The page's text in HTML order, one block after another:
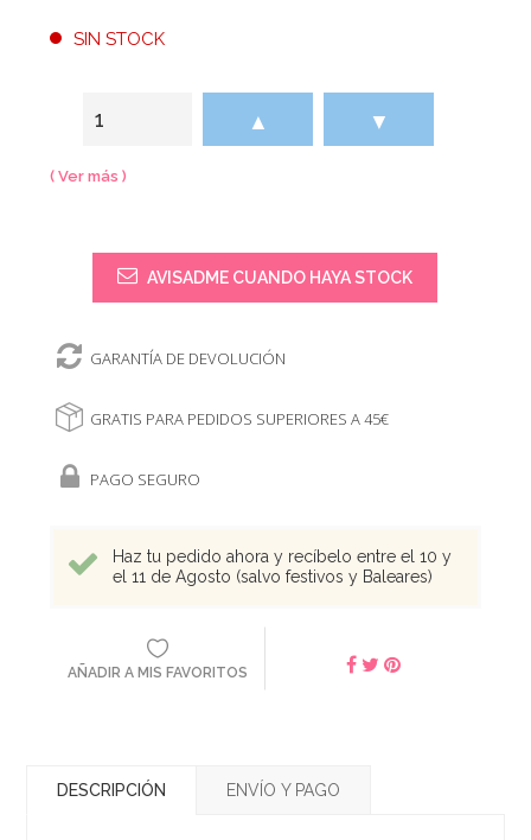
SIN STOCK
▲ ▼
( Ver más )
AVISADME CUANDO HAYA STOCK
GARANTÍA DE DEVOLUCIÓN
GRATIS PARA PEDIDOS SUPERIORES A 45€
PAGO SEGURO
Haz tu pedido ahora y recíbelo entre el 10 y
el 11 de Agosto (salvo festivos y Baleares)
AÑADIR A MIS FAVORITOS
DESCRIPCIÓN ENVÍO Y PAGO